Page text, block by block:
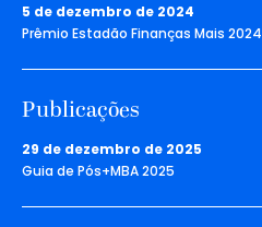
5 de dezembro de 2024
Prêmio Estadão Finanças Mais 2024
Publicações
29 de dezembro de 2025
Guia de Pós+MBA 2025